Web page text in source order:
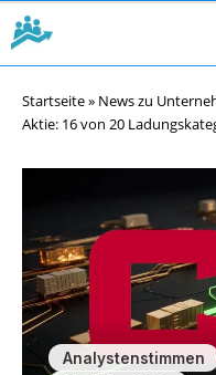
Startseite» News zu
Aktie: 16 von 20
Analystenstimmen